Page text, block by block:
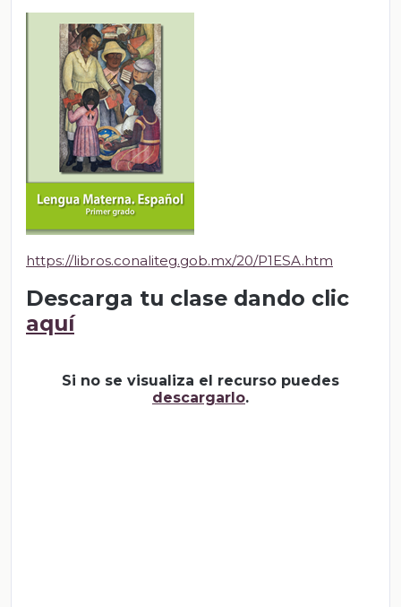
https://libros.conaliteg.gob.mx/20/P1ESA.htm
Descarga tu clase dando clic
aquí
Si no se visualiza el recurso puedes
descargarlo.